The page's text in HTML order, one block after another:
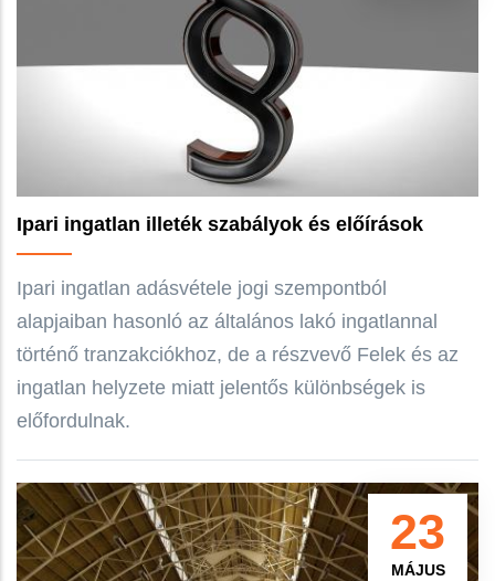
Ipari ingatlan illeték szabályok és előírások
Ipari ingatlan adásvétele jogi szempontból
alapjaiban hasonló az általános lakó ingatlannal
történő tranzakciókhoz, de a részvevő Felek és az
ingatlan helyzete miatt jelentős különbségek is
előfordulnak.
23
MÁJUS